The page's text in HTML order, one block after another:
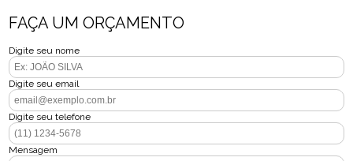
FAÇA UM ORÇAMENTO
Digite seu nome
Digite seu email
Digite seu telefone
Mensagem